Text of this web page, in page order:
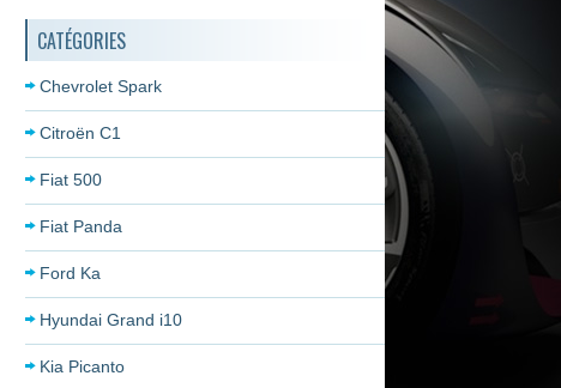
CATÉGORIES
Chevrolet Spark
Citroën C1
Fiat 500
Fiat Panda
Ford Ka
Hyundai Grand i10
Kia Picanto